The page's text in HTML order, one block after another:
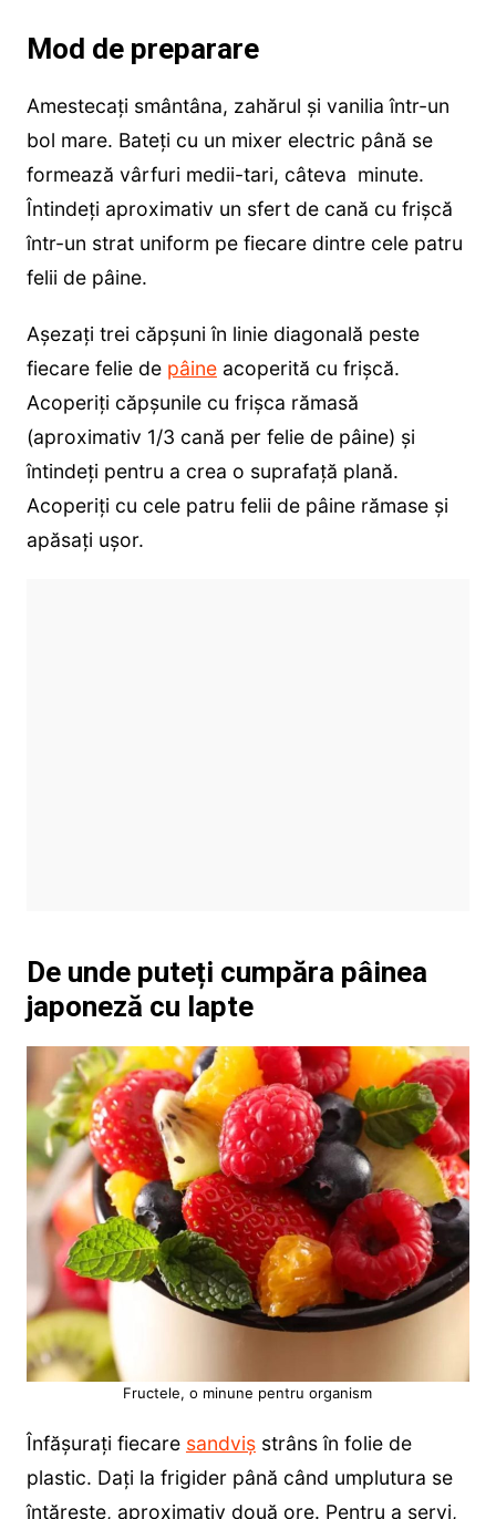
Mod de preparare
Amestecați smântâna, zahărul și vanilia într-un
bol mare. Bateți cu un mixer electric până se
formează vârfuri medii-tari, câteva minute.
Întindeți aproximativ un sfert de cană cu frișcă
într-un strat uniform pe fiecare dintre cele patru
felii de pâine.
Așezați trei căpșuni în linie diagonală peste
fiecare felie de pâineacoperită cu frișcă.
Acoperiți căpșunile cu frișca rămasă
(aproximativ 1/3 cană per felie de pâine) și
întindeți pentru a crea o suprafață plană.
Acoperiți cu cele patru felii de pâine rămase și
apăsați ușor.
De unde puteți cumpăra pâinea
japoneză cu lapte
Fructele, o minune pentru organism
Înfășurați fiecare sandvișstrâns în folie de
plastic. Dați la frigider până când umplutura se
întărește, aproximativ două ore. Pentru a servi,